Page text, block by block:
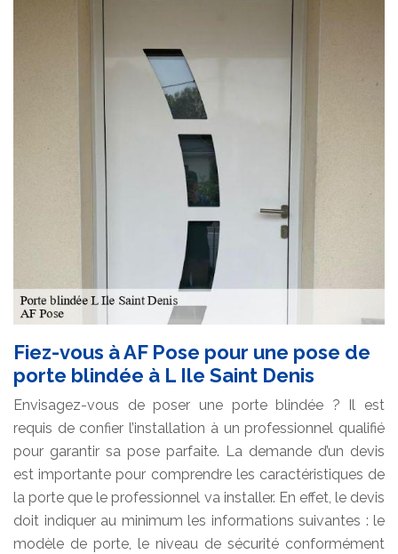
Fiez-vous à AF Pose pour une pose de
porte blindée à L Ile Saint Denis
Envisagez-vous de poser une porte blindée ? Il est
requis de confier l’installation à un professionnel qualifié
pour garantir sa pose parfaite. La demande d’un devis
est importante pour comprendre les caractéristiques de
la porte que le professionnel va installer. En effet, le devis
doit indiquer au minimum les informations suivantes : le
modèle de porte, le niveau de sécurité conformément